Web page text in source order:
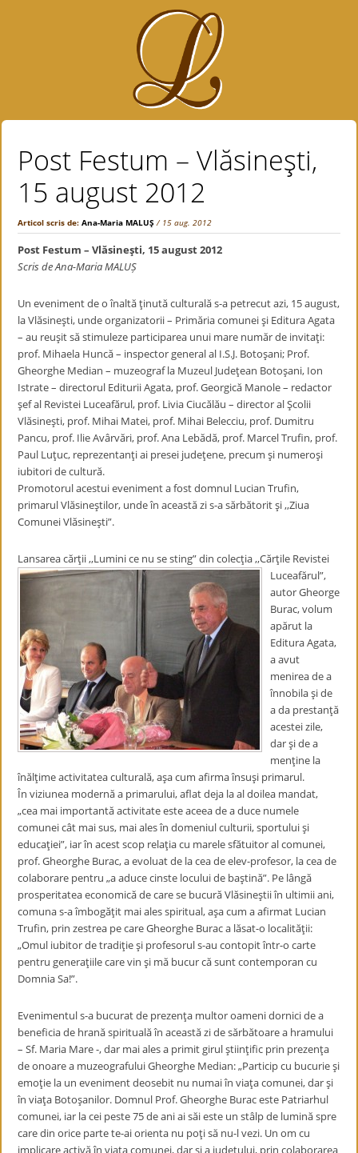
Post Festum – Vlăsineşti,
15 august 2012
Articol scris de:Ana-Maria MALUŞ / 15 aug. 2012
Post Festum – Vlăsineşti, 15 august 2012
Scris de Ana-Maria MALUȘ
Un eveniment de o înaltă ţinută culturală s-a petrecut azi, 15 august,
la Vlăsineşti, unde organizatorii – Primăria comunei şi Editura Agata
– au reuşit să stimuleze participarea unui mare număr de invitaţi:
prof. Mihaela Huncă – inspector general al I.S.J. Botoşani; Prof.
Gheorghe Median – muzeograf la Muzeul Judeţean Botoşani, Ion
Istrate – directorul Editurii Agata, prof. Georgică Manole – redactor
şef al Revistei Luceafărul, prof. Livia Ciucălău – director al Şcolii
Vlăsineşti, prof. Mihai Matei, prof. Mihai Belecciu, prof. Dumitru
Pancu, prof. Ilie Avârvări, prof. Ana Lebădă, prof. Marcel Trufin, prof.
Paul Luţuc, reprezentanţi ai presei judeţene, precum şi numeroşi
iubitori de cultură.
Promotorul acestui eveniment a fost domnul Lucian Trufin,
primarul Vlăsineştilor, unde în această zi s-a sărbătorit şi ,,Ziua
Comunei Vlăsineşti”.
Lansarea cărţii ,,Lumini ce nu se sting” din colecţia ,,Cărţile Revistei
Luceafărul”,
autor Gheorge
Burac, volum
apărut la
Editura Agata,
a avut
menirea de a
înnobila şi de
a da prestanţă
acestei zile,
dar şi de a
menţine la
înălţime activitatea culturală, aşa cum afirma însuşi primarul.
În viziunea modernă a primarului, aflat deja la al doilea mandat,
„cea mai importantă activitate este aceea de a duce numele
comunei cât mai sus, mai ales în domeniul culturii, sportului şi
educaţiei”, iar în acest scop relaţia cu marele sfătuitor al comunei,
prof. Gheorghe Burac, a evoluat de la cea de elev-profesor, la cea de
colaborare pentru „a aduce cinste locului de baştină”. Pe lângă
prosperitatea economică de care se bucură Vlăsineştii în ultimii ani,
comuna s-a îmbogăţit mai ales spiritual, aşa cum a afirmat Lucian
Trufin, prin zestrea pe care Gheorghe Burac a lăsat-o localităţii:
„Omul iubitor de tradiţie şi profesorul s-au contopit într-o carte
pentru generaţiile care vin şi mă bucur că sunt contemporan cu
Domnia Sa!”.
Evenimentul s-a bucurat de prezenţa multor oameni dornici de a
beneficia de hrană spirituală în această zi de sărbătoare a hramului
– Sf. Maria Mare -, dar mai ales a primit girul ştiinţific prin prezenţa
de onoare a muzeografului Gheorghe Median: „Particip cu bucurie şi
emoţie la un eveniment deosebit nu numai în viaţa comunei, dar şi
în viaţa Botoşanilor. Domnul Prof. Gheorghe Burac este Patriarhul
comunei, iar la cei peste 75 de ani ai săi este un stâlp de lumină spre
care din orice parte te-ai orienta nu poţi să nu-l vezi. Un om cu
implicare activă în viaţa comunei, dar şi a judeţului, prin colaborarea